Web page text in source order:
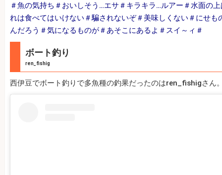
＃魚の気持ち＃おいしそう…エサ＃キラキラ…ルアー＃水面の
れは食べてはいけない＃騙されないぞ＃美味しくない＃にせも
んだろう＃気になるものが＃あそこにあるよ＃スイ～ィ＃
ボート釣り
ren_fishig
西伊豆でボート釣りで多魚種の釣果だったのはren_fishigさん